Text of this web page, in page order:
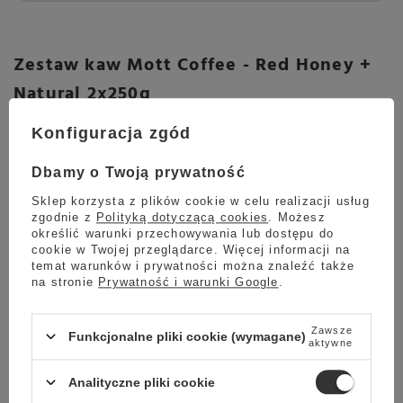
Zestaw kaw Mott Coffee - Red Honey +
Natural 2x250g
Zestaw kaw ziarnistych Mott Coffee
kawę ziarnistą Mott Coffee Coto Brus Natural, czyli
posiada orzeźwiający, owocowy smak z wyczuwalną nutą
czereśni. Drugą kawą w zestawie jest Mott Coffee Coto Brus
Red Honey, czyli średnio palona arabika, która przeszła obróbkę
red honey i zachwyci nas posmakiem brzoskwini.
ekspresu ciśnieniowego
. Zestaw kaw ziarnistych Mott Coffee
doskonale posłuży nam jako prezent dla bliskiej osoby.
Konfiguracja zgód
Dbamy o Twoją prywatność
Sklep korzysta z plików cookie w celu realizacji usług
zgodnie z Polityką dotyczącą cookies . Możesz
określić warunki przechowywania lub dostępu do
cookie w Twojej przeglądarce. Więcej informacji na
temat warunków i prywatności można znaleźć także
na stronie Prywatność i warunki Google
Funkcjonalne pliki cookie (wymagane) Zawsze
aktywne
Analityczne pliki cookie